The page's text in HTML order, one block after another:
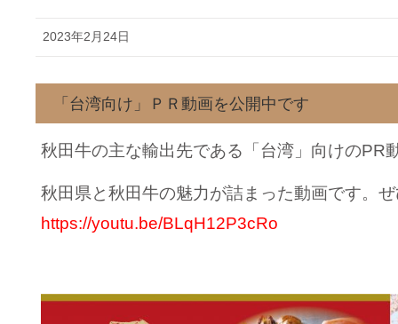
2023年2月24日
「台湾向け」ＰＲ動画を公開中です
秋田牛の主な輸出先である「台湾」向けのPR
秋田県と秋田牛の魅力が詰まった動画です。
https://youtu.be/BLqH12P3cRo